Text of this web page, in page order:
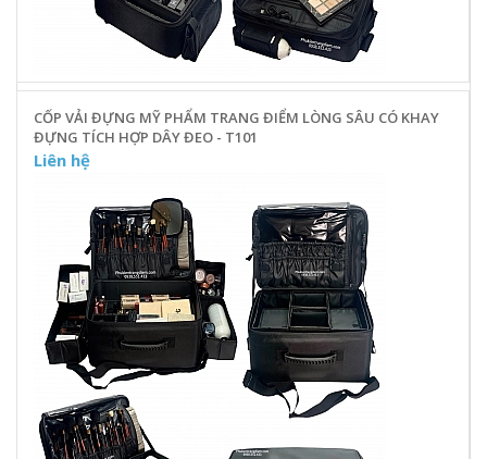
CỐP VẢI ĐỰNG MỸ PHẨM TRANG ĐIỂM LÒNG SÂU CÓ KHAY
ĐỰNG TÍCH HỢP DÂY ĐEO - T101
Liên hệ